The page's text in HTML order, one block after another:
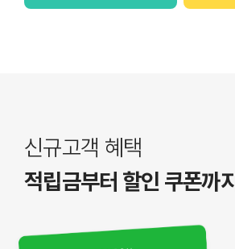
신규고객 혜택
적립금부터 할인 쿠폰까지